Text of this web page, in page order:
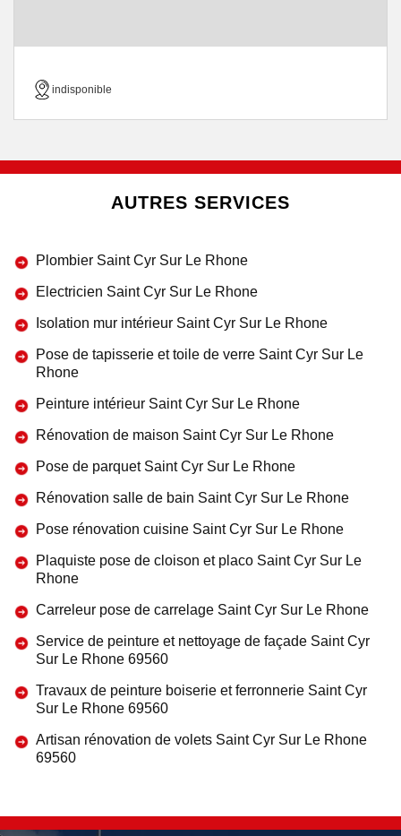
indisponible
AUTRES SERVICES
Plombier Saint Cyr Sur Le Rhone
Electricien Saint Cyr Sur Le Rhone
Isolation mur intérieur Saint Cyr Sur Le Rhone
Pose de tapisserie et toile de verre Saint Cyr Sur Le
Rhone
Peinture intérieur Saint Cyr Sur Le Rhone
Rénovation de maison Saint Cyr Sur Le Rhone
Pose de parquet Saint Cyr Sur Le Rhone
Rénovation salle de bain Saint Cyr Sur Le Rhone
Pose rénovation cuisine Saint Cyr Sur Le Rhone
Plaquiste pose de cloison et placo Saint Cyr Sur Le
Rhone
Carreleur pose de carrelage Saint Cyr Sur Le Rhone
Service de peinture et nettoyage de façade Saint Cyr
Sur Le Rhone 69560
Travaux de peinture boiserie et ferronnerie Saint Cyr
Sur Le Rhone 69560
Artisan rénovation de volets Saint Cyr Sur Le Rhone
69560